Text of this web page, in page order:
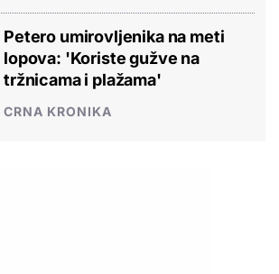
Petero umirovljenika na meti
lopova: 'Koriste gužve na
tržnicama i plažama'
CRNA KRONIKA